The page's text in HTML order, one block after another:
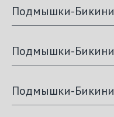
Подмышки-
Подмышки-Бикини
Подмышки-